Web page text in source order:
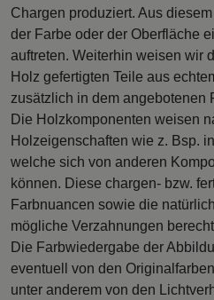
Chargen produziert. Aus
der Farbe oder der Oberfläche
auftreten. Weiterhin weisen wir
Holz gefertigten Teile aus
zusätzlich in dem angebotenen
Die Holzkomponenten weisen
Holzeigenschaften wie z. Bsp.
welche sich von anderen
können. Diese chargen- bzw.
Farbnuancen sowie die
mögliche Verzahnungen
Die Farbwiedergabe der
eventuell von den
unter anderem von den